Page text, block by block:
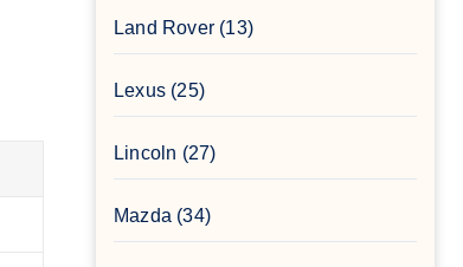
Land Rover (13)
Lexus (25)
Lincoln (27)
Mazda (34)